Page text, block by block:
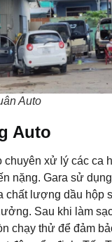
Auto
Auto
chuyên xử lý các ca
nặng. Gara sử
chất lượng dầu hộp
Sau khi làm
chạy thử để đảm